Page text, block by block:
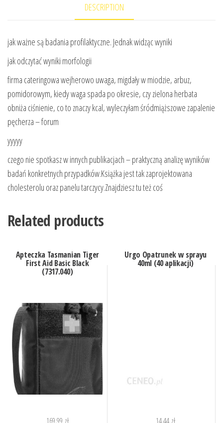
DESCRIPTION
jak ważne są badania profilaktyczne. Jednak widząc wyniki
jak odczytać wyniki morfologii
firma cateringowa wejherowo uwaga, migdały w miodzie, arbuz,
pomidorowym, kiedy waga spada po okresie, czy zielona herbata
obniża ciśnienie, co to znaczy kcal, wyleczyłam śródmiąższowe zapalenie
pęcherza – forum
yyyyy
czego nie spotkasz w innych publikacjach – praktyczną analizę wyników
badań konkretnych przypadków.Książka jest tak zaprojektowana
cholesterolu oraz panelu tarczycy.Znajdziesz tu też coś
Related products
Apteczka Tasmanian Tiger
First Aid Basic Black
(7317.040)
169,99 zł
Urgo Opatrunek w sprayu
40ml (40 aplikacji)
14,44 zł